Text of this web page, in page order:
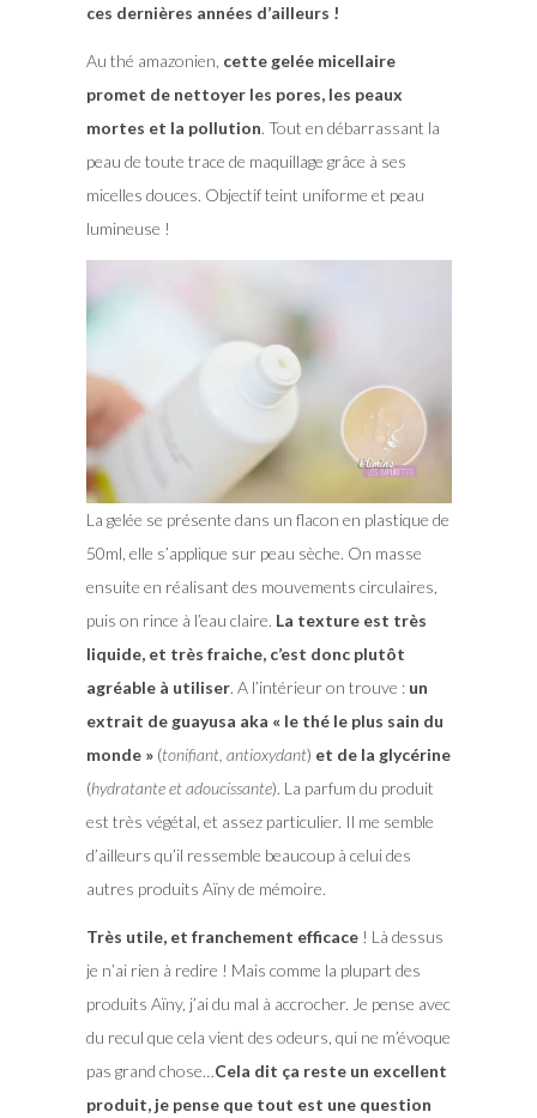
ces dernières années d’ailleurs !
Au thé amazonien, cette gelée micellaire
promet de nettoyer les pores, les peaux
mortes et la pollution. Tout en débarrassant la
peau de toute trace de maquillage grâce à ses
micelles douces. Objectif teint uniforme et peau
lumineuse !
La gelée se présente dans un flacon en plastique de
50ml, elle s’applique sur peau sèche. On masse
ensuite en réalisant des mouvements circulaires,
puis on rince à l’eau claire. La texture est très
liquide, et très fraiche, c’est donc plutôt
agréable à utiliser. A l’intérieur on trouve : un
extrait de guayusa aka « le thé le plus sain du
monde »(tonifiant, antioxydant) et de la glycérine
(hydratante et adoucissante). La parfum du produit
est très végétal, et assez particulier. Il me semble
d’ailleurs qu’il ressemble beaucoup à celui des
autres produits Aïny de mémoire.
Très utile, et franchement efficace! Là dessus
je n’ai rien à redire ! Mais comme la plupart des
produits Aïny, j’ai du mal à accrocher. Je pense avec
du recul que cela vient des odeurs, qui ne m’évoque
pas grand chose…Cela dit ça reste un excellent
produit, je pense que tout est une question